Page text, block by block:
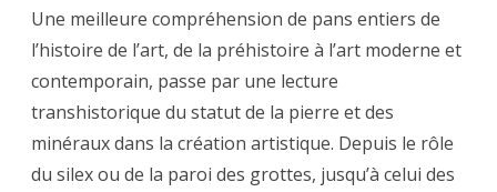
Une meilleure compréhension de pans entiers de
l’histoire de l’art, de la préhistoire à l’art moderne et
contemporain, passe par une lecture
transhistorique du statut de la pierre et des
minéraux dans la création artistique. Depuis le rôle
du silex ou de la paroi des grottes, jusqu’à celui des